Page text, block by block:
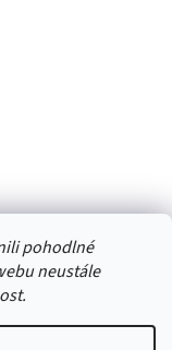
pohodlné
neustále